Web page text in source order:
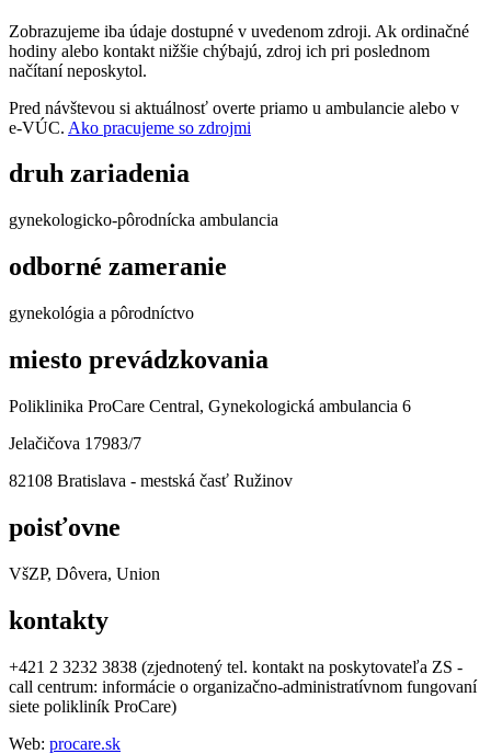
Zobrazujeme iba údaje dostupné v uvedenom zdroji. Ak ordinačné
hodiny alebo kontakt nižšie chýbajú, zdroj ich pri poslednom
načítaní neposkytol.
Pred návštevou si aktuálnosť overte priamo u ambulancie alebo v
e‑VÚC. Ako pracujeme so zdrojmi
druh zariadenia
gynekologicko-pôrodnícka ambulancia
odborné zameranie
gynekológia a pôrodníctvo
miesto prevádzkovania
Poliklinika ProCare Central, Gynekologická ambulancia 6
Jelačičova 17983/7
82108 Bratislava - mestská časť Ružinov
poisťovne
VšZP, Dôvera, Union
kontakty
+421 2 3232 3838 (zjednotený tel. kontakt na poskytovateľa ZS -
call centrum: informácie o organizačno-administratívnom fungovaní
siete polikliník ProCare)
Web: procare.sk